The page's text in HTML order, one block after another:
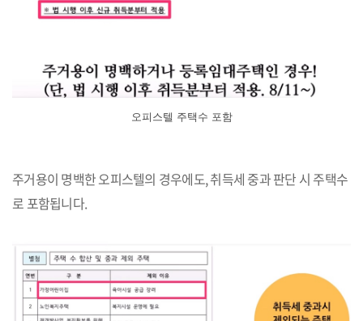
오피스텔 주택수 포함
주거용이 명백한 오피스텔의 경우에도, 취득세 중과 판단 시 주택수
로 포함됩니다.